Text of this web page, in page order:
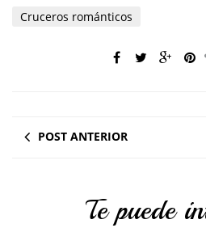
Cruceros románticos
POST ANTERIOR
Te puede